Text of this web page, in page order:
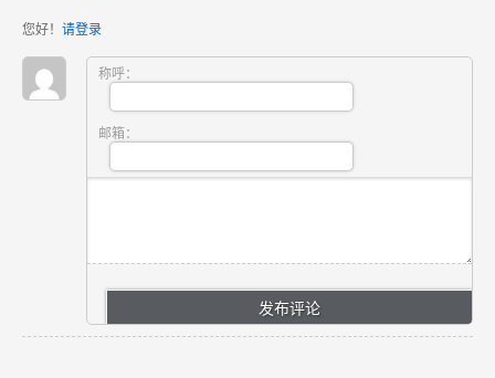
您好！ 请登录
称呼：
邮箱：